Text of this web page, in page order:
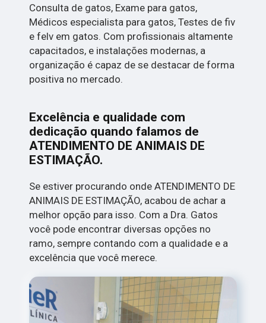
Consulta de gatos, Exame para gatos,
Médicos especialista para gatos, Testes de fiv
e felv em gatos. Com profissionais altamente
capacitados, e instalações modernas, a
organização é capaz de se destacar de forma
positiva no mercado.
Excelência e qualidade com
dedicação quando falamos de
ATENDIMENTO DE ANIMAIS DE
ESTIMAÇÃO.
Se estiver procurando onde ATENDIMENTO DE
ANIMAIS DE ESTIMAÇÃO, acabou de achar a
melhor opção para isso. Com a Dra. Gatos
você pode encontrar diversas opções no
ramo, sempre contando com a qualidade e a
excelência que você merece.